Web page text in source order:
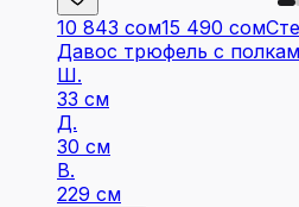
10 843 сом15 490 сом
Давос трюфель с
Ш.
33 см
Д.
30 см
В.
229 см